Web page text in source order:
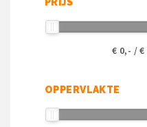
€ 0,- / €
OPPERVLAKTE